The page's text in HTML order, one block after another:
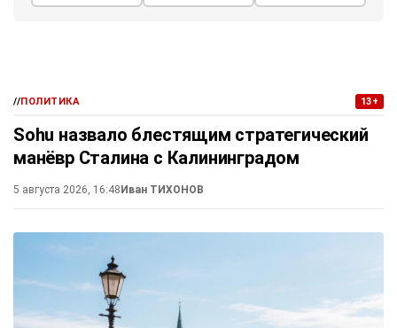
//ПОЛИТИКА 13+
Sohu назвало блестящим стратегический
манёвр Сталина с Калининградом
5 августа 2026, 16:48 Иван ТИХОНОВ